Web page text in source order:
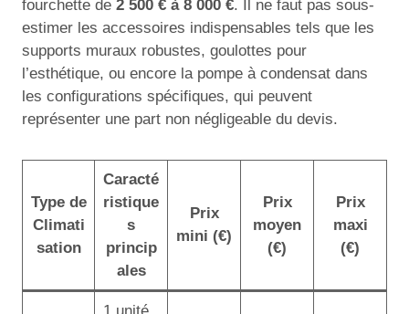
fourchette de 2 500 € à 8 000 €. Il ne faut pas sous-
estimer les accessoires indispensables tels que les
supports muraux robustes, goulottes pour
l’esthétique, ou encore la pompe à condensat dans
les configurations spécifiques, qui peuvent
représenter une part non négligeable du devis.
Type de
Climati
sation
Caracté
ristique
s
princip
ales
Prix
mini (€)
Prix
moyen
(€)
Prix
maxi
(€)
1 unité